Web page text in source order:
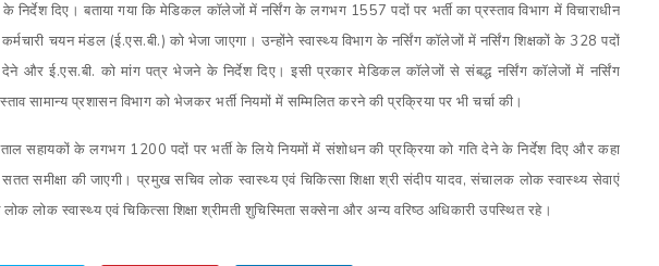
दिए। बताया गया कि मेडिकल कॉलेजों में नर्सिंग के लगभग 1557 पदों पर भर्ती का प्रस्ताव विभाग में विचाराधीन
चयन मंडल (ई.एस.बी.) को भेजा जाएगा। उन्होंने स्वास्थ्य विभाग के नर्सिंग कॉलेजों में नर्सिंग शिक्षकों के 328 पदों
देने और ई.एस.बी. को मांग पत्र भेजने के निर्देश दिए। इसी प्रकार मेडिकल कॉलेजों से संबद्ध नर्सिंग कॉलेजों में नर्सिंग
सामान्य प्रशासन विभाग को भेजकर भर्ती नियमों में सम्मिलित करने की प्रक्रिया पर भी चर्चा की।
सहायकों के लगभग 1200 पदों पर भर्ती के लिये नियमों में संशोधन की प्रक्रिया को गति देने के निर्देश दिए और कहा
समीक्षा की जाएगी। प्रमुख सचिव लोक स्वास्थ्य एवं चिकित्सा शिक्षा श्री संदीप यादव, संचालक लोक स्वास्थ्य सेवाएं
लोक स्वास्थ्य एवं चिकित्सा शिक्षा श्रीमती शुचिस्मिता सक्सेना और अन्य वरिष्ठ अधिकारी उपस्थित रहे।